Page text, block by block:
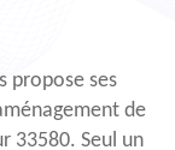
propose ses
de
33580. Seul un